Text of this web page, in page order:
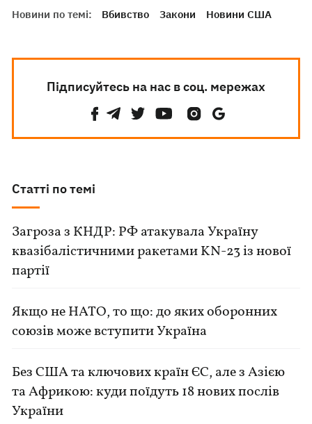
Новини по темі: Вбивство Закони Новини США
Підписуйтесь на нас в соц. мережах
Статті по темі
Загроза з КНДР: РФ атакувала Україну
квазібалістичними ракетами KN-23 із нової
партії
Якщо не НАТО, то що: до яких оборонних
союзів може вступити Україна
Без США та ключових країн ЄС, але з Азією
та Африкою: куди поїдуть 18 нових послів
України